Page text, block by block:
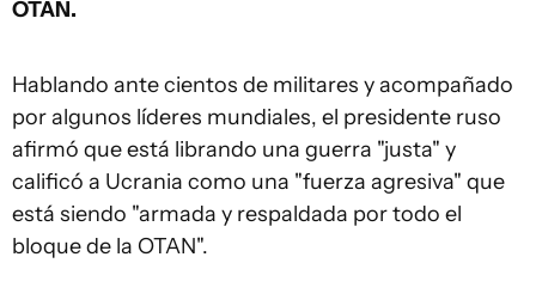
OTAN.
Hablando ante cientos de militares y acompañado
por algunos líderes mundiales, el presidente ruso
afirmó que está librando una guerra "justa" y
calificó a Ucrania como una "fuerza agresiva" que
está siendo "armada y respaldada por todo el
bloque de la OTAN".